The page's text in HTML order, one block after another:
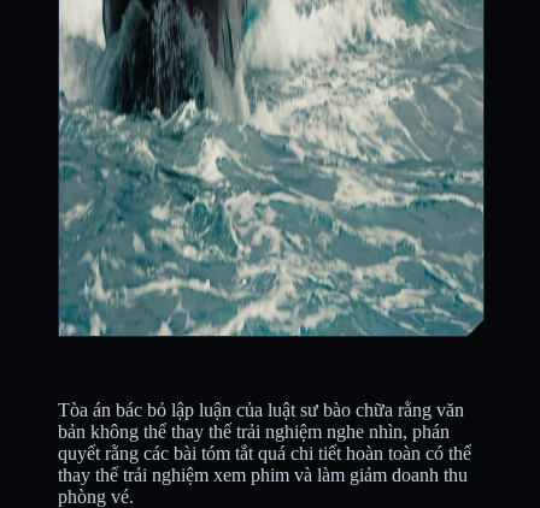
Tòa án bác bỏ lập luận của luật sư bào chữa rằng văn
bản không thể thay thế trải nghiệm nghe nhìn, phán
quyết rằng các bài tóm tắt quá chi tiết hoàn toàn có thể
thay thế trải nghiệm xem phim và làm giảm doanh thu
phòng vé.